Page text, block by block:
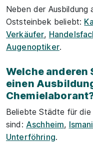
Neben der Ausbildung
Oststeinbek beliebt:
Verkäufer,
Augenoptiker.
Welche
einen
Beliebte Städte für die
sind: Aschheim,
Unterföhring.